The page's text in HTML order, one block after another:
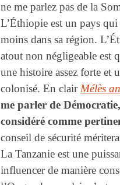
ne me parlez pas de la
L’Éthiopie est un pays
moins dans sa région.
atout non négligeable est
une histoire assez forte et
colonisé. En clair Mélès
me parler de
considéré comme
conseil de sécurité
La Tanzanie est une
influencer de manière